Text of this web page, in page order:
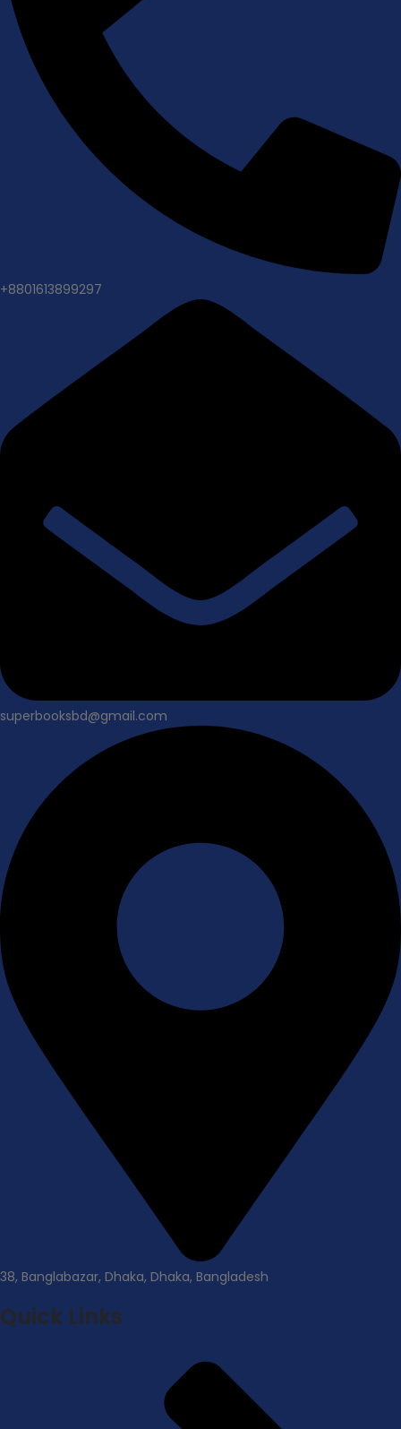
+8801613899297
superbooksbd@gmail.com
38, Banglabazar, Dhaka, Dhaka, Bangladesh
Quick Links